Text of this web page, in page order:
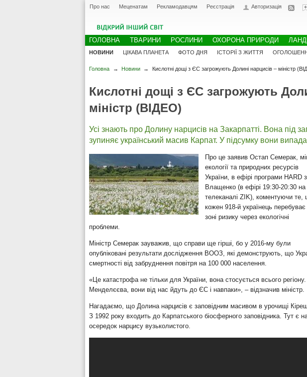
Головна → Новини → Кислотні дощі з ЄС загрожують Долині нарцисів – міністр
Кислотні дощі з ЄС загрожують
міністр (ВІДЕО)
Усі знають про Долину нарцисів на Закарпатті. Вона під
зупиняє український масив Карпат. У підсумку вони
Про це заявив Остап Семерак,
екології та природних ресурсів
України, в ефірі програми HARD з
Влащенко (в ефірі 19:30-20:30 на
телеканалі ZIK), коментуючи те,
кожен 918-й українець перебуває
зоні ризику через екологічні
проблеми.
Міністр Семерак зауважив, що справи ще гірші, бо у 2016-му були
опубліковані результати дослідження ВООЗ, які демонструють, що
смертності від забруднення повітря на 100 000 населення.
«Це катастрофа не тільки для України, вона стосується всього
Менделєєва, вони від нас йдуть до ЄС і навпаки», – відзначив міністр.
Нагадаємо, що Долина нарцисів є заповідним масивом в урочищі
З 1992 року входить до Карпатського біосферного заповідника. Тут є
осередок нарцису вузьколистого.
Про нас Меценатам Рекламодавцям Реєстрація Авторизація
ГОЛОВНА ТВАРИНИ РОСЛИНИ ОХОРОНА ПРИРОДИ
НОВИНИ ЦІКАВА ПЛАНЕТА ФОТО ДНЯ ІСТОРІЇ З ЖИТТЯ